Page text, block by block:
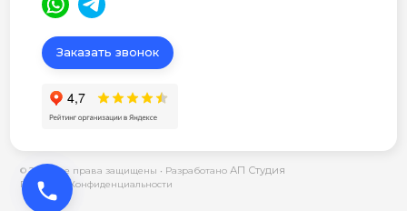
phone
Заказать звонок
© 2026 Все права защищены • Разработано АП Студия
Политика Конфиденциальности